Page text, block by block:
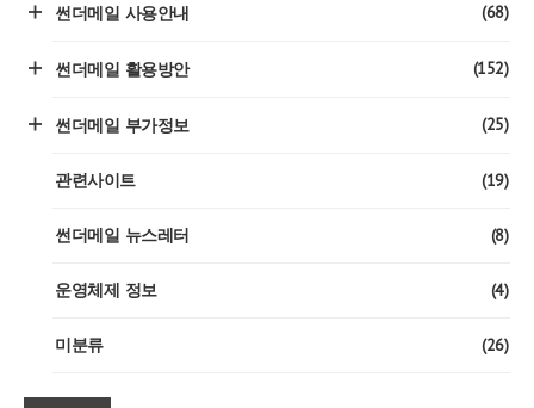
썬더메일 사용안내 (68)
썬더메일 활용방안 (152)
썬더메일 부가정보 (25)
관련사이트 (19)
썬더메일 뉴스레터 (8)
운영체제 정보 (4)
미분류 (26)